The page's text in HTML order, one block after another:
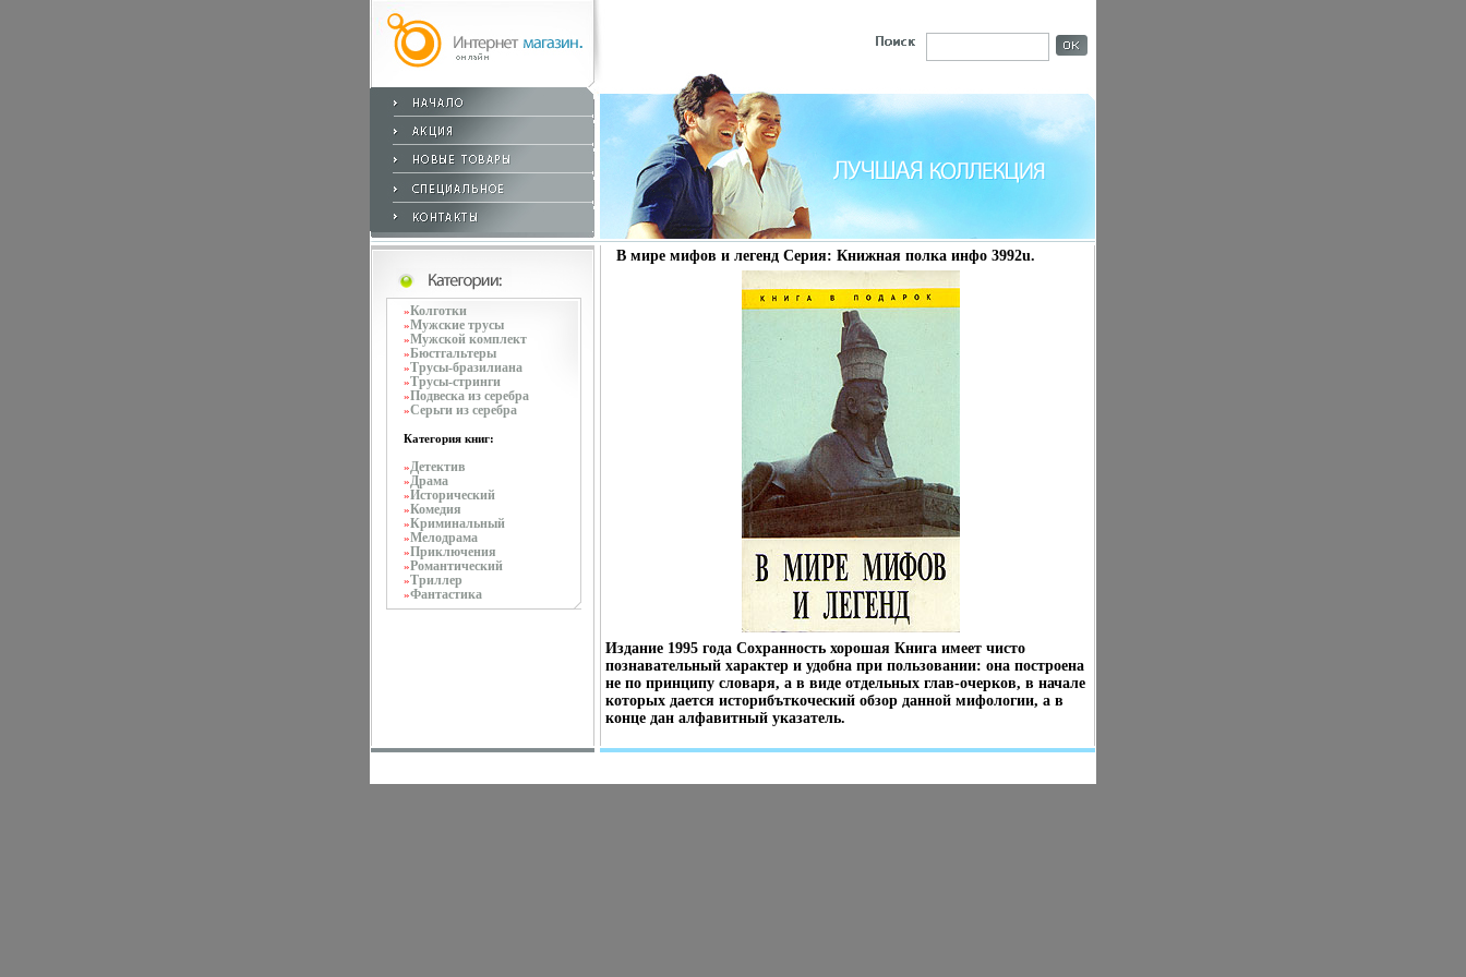
»Колготки
»Мужские трусы
»Мужской комплект
»Бюстгальтеры
»Трусы-бразилиана
»Трусы-стринги
»Подвеска из серебра
»Серьги из серебра
Категория книг:
»Детектив
»Драма
»Исторический
»Комедия
»Криминальный
»Мелодрама
»Приключения
»Романтический
»Триллер
»Фантастика
В мире мифов и легенд Серия: Книжная полка инфо 3992u.
Издание 1995 года Сохранность хорошая Книга имеет чисто
познавательный характер и удобна при пользовании: она построена
не по принципу словаря, а в виде отдельных глав-очерков, в начале
которых дается историбъткоческий обзор данной мифологии, а в
конце дан алфавитный указатель.